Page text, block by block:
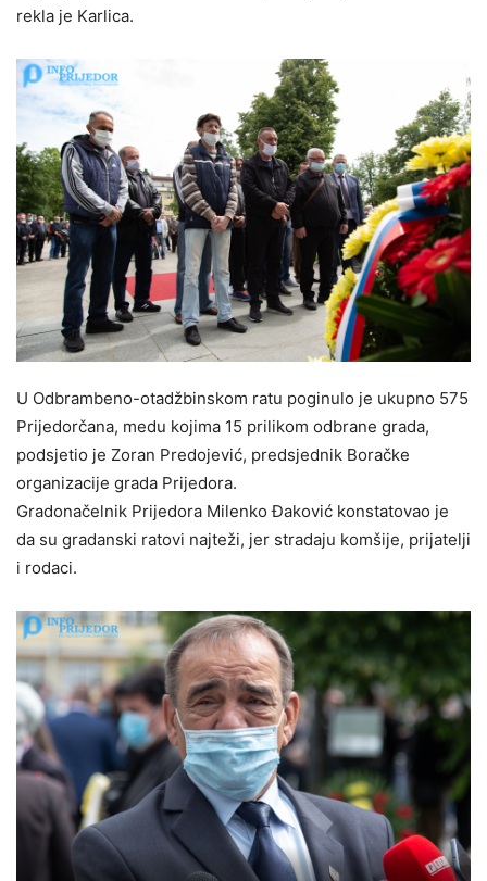
rekla je Karlica.
U Odbrambeno-otadžbinskom ratu poginulo je ukupno 575
Prijedorčana, medu kojima 15 prilikom odbrane grada,
podsjetio je Zoran Predojević, predsjednik Boračke
organizacije grada Prijedora.
Gradonačelnik Prijedora Milenko Đaković konstatovao je
da su gradanski ratovi najteži, jer stradaju komšije, prijatelji
i rodaci.